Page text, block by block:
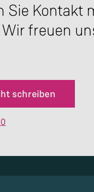
Sie Kontakt
freuen
schreiben